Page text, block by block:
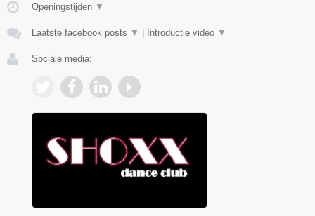
Openingstijden ▼
Laatste facebook posts ▼ | Introductie video ▼
Sociale media: